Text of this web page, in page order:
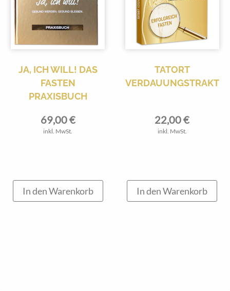
JA, ICH WILL! DAS
FASTEN
PRAXISBUCH
69,00€
inkl. MwSt.
In den Warenkorb
TATORT
VERDAUUNGSTRAKT
22,00€
inkl. MwSt.
In den Warenkorb